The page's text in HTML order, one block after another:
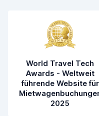
World Travel Tech
Awards - Weltweit
führende Website für
2025